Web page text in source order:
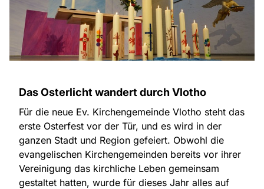
Das Osterlicht wandert durch Vlotho
Für die neue Ev. Kirchengemeinde Vlotho steht das
erste Osterfest vor der Tür, und es wird in der
ganzen Stadt und Region gefeiert. Obwohl die
evangelischen Kirchengemeinden bereits vor ihrer
Vereinigung das kirchliche Leben gemeinsam
gestaltet hatten, wurde für dieses Jahr alles auf